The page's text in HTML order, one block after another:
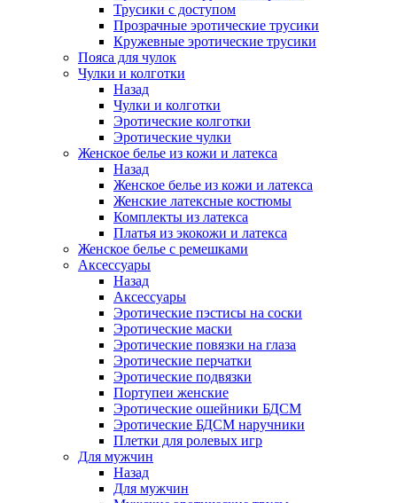
Трусики с доступом
Прозрачные эротические трусики
Кружевные эротические трусики
Пояса для чулок
Чулки и колготки
Назад
Чулки и колготки
Эротические колготки
Эротические чулки
Женское белье из кожи и латекса
Назад
Женское белье из кожи и латекса
Женские латексные костюмы
Комплекты из латекса
Платья из экокожи и латекса
Женское белье с ремешками
Аксессуары
Назад
Аксессуары
Эротические пэстисы на соски
Эротические маски
Эротические повязки на глаза
Эротические перчатки
Эротические подвязки
Портупеи женские
Эротические ошейники БДСМ
Эротические БДСМ наручники
Плетки для ролевых игр
Для мужчин
Назад
Для мужчин